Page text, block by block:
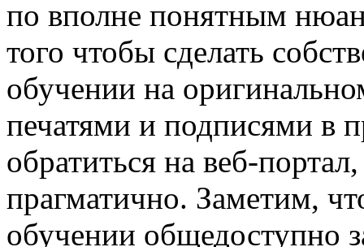
по вполне понятным
того чтобы сделать
обучении на
печатями и подписями в
обратиться на веб-
прагматично. Заметим,
обучении общедоступно